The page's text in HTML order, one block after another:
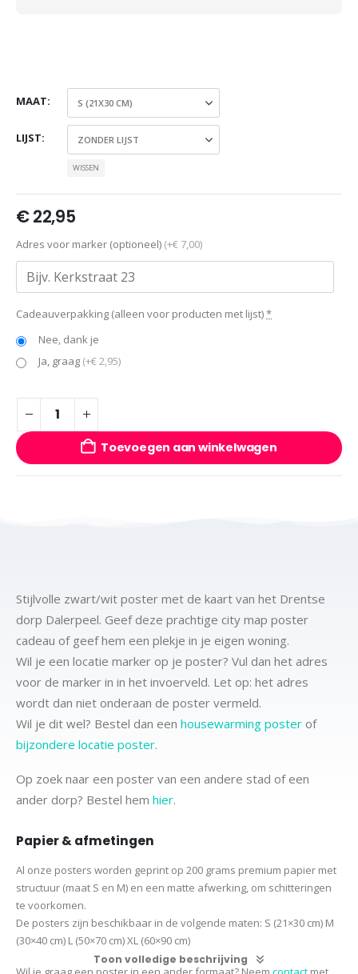
MAAT
LIJST
WISSEN
€22,95
Adres voor marker (optioneel) (+€ 7,00)
Cadeauverpakking (alleen voor producten met lijst)*
Nee, dank je
Ja, graag (+€ 2,95)
Toevoegen aan winkelwagen
Stijlvolle zwart/wit poster met de kaart van het Drentse
dorp Dalerpeel. Geef deze prachtige city map poster
cadeau of geef hem een plekje in je eigen woning.
Wil je een locatie marker op je poster? Vul dan het adres
voor de marker in in het invoerveld. Let op: het adres
wordt dan niet onderaan de poster vermeld.
Wil je dit wel? Bestel dan een housewarming poster of
bijzondere locatie poster.
Op zoek naar een poster van een andere stad of een
ander dorp? Bestel hem hier.
Papier & afmetingen
Al onze posters worden geprint op 200 grams premium papier met
structuur (maat S en M) en een matte afwerking, om schitteringen
te voorkomen.
De posters zijn beschikbaar in de volgende maten: S (21×30 cm) M
(30×40 cm) L (50×70 cm) XL (60×90 cm)
Toon volledige beschrijving